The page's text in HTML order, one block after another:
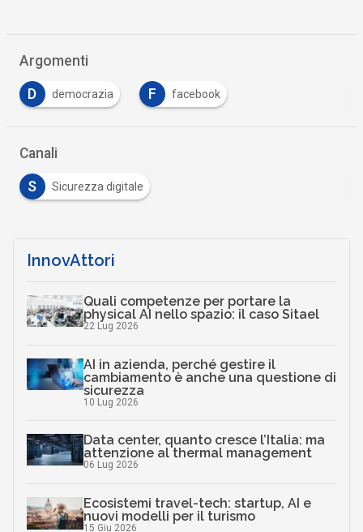
Argomenti
D democrazia F facebook
Canali
S Sicurezza digitale
InnovAttori
Quali competenze per portare la
physical AI nello spazio: il caso Sitael
22 Lug 2026
AI in azienda, perché gestire il
cambiamento è anche una questione di
sicurezza
10 Lug 2026
Data center, quanto cresce l’Italia: ma
attenzione al thermal management
06 Lug 2026
Ecosistemi travel-tech: startup, AI e
nuovi modelli per il turismo
15 Giu 2026